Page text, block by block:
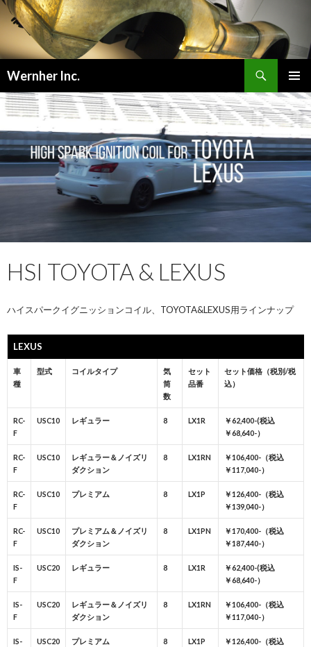
Wernher Inc.
索
メインメ
ニュー
ン
テ
ン
ツ
へ
ス
HSI TOYOTA & LEXUS
ハイスパークイグニッションコイル、TOYOTA&LEXUS用ラインナップ
LEXUS
車
種
型式 コイルタイプ
気
筒
数
セット
品番
セット価格（税別/税
込）
RC-
F
USC10 レギュラー 8 LX1R
￥62,400-(税込
￥68,640-）
RC-
F
USC10
レギュラー＆ノイズリ
ダクション
8 LX1RN
￥106,400-（税込
￥117,040-）
RC-
F
USC10 プレミアム 8 LX1P
￥126,400-（税込
￥139,040-）
RC-
F
USC10
プレミアム＆ノイズリ
ダクション
8 LX1PN
￥170,400-（税込
￥187,440-）
IS-
F
USC20 レギュラー 8 LX1R
￥62,400-(税込
￥68,640-）
IS-
F
USC20
レギュラー＆ノイズリ
ダクション
8 LX1RN
￥106,400-（税込
￥117,040-）
IS-
USC20 プレミアム 8 LX1P
￥126,400-（税込